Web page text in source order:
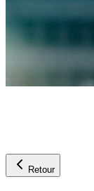
Retour